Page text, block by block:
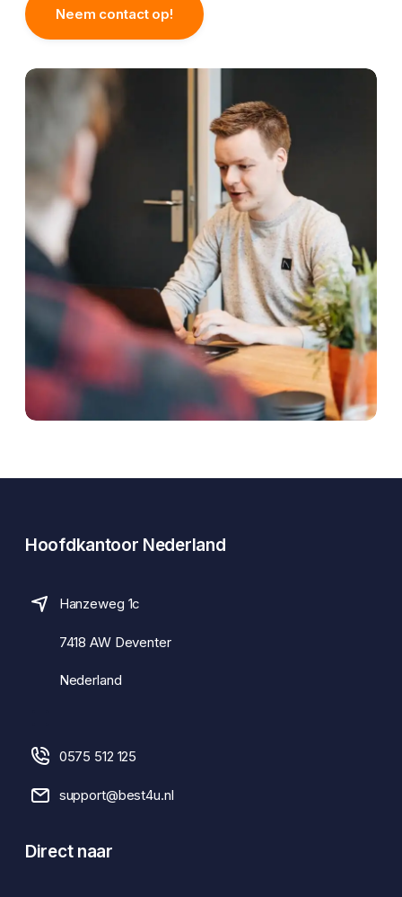
Neem contact op!
Hoofdkantoor Nederland
Hanzeweg 1c
7418 AW Deventer
Nederland
0575 512 125
support@best4u.nl
Direct naar